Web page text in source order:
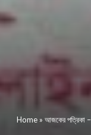
Home » আজকের পত্রিকা